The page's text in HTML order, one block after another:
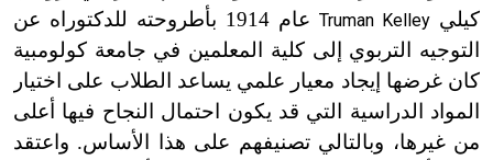
كيلي Truman Kelley
عام 1914 بأطروحته للدكتوراه عن
التوجيه التربوي إلى كلية المعلمين في جامعة كولومبية
كان غرضها إيجاد معيار علمي يساعد الطلاب على اختيار
المواد الدراسية التي قد يكون احتمال النجاح فيها أعلى
من غيرها، وبالتالي تصنيفهم على هذا الأساس. واعتقد